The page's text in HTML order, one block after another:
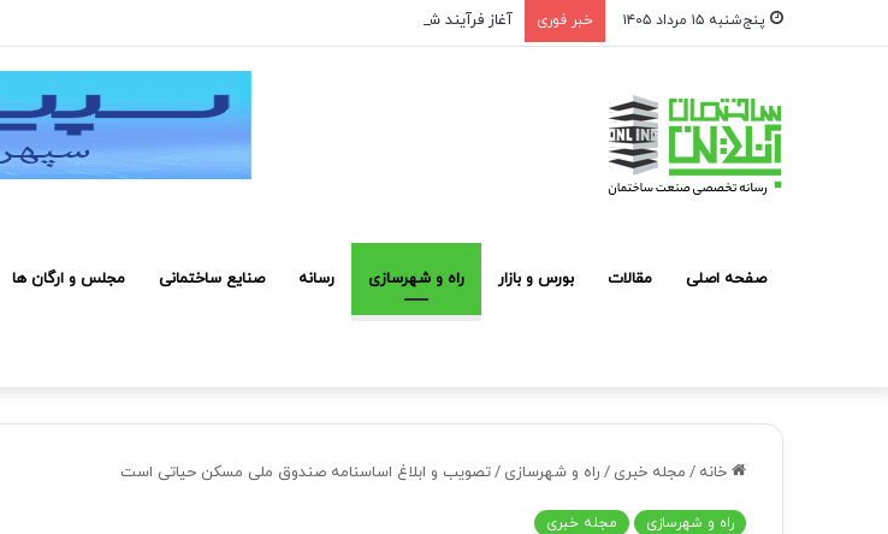
پنج‌شنبه ۱۵ مرداد ۱۴۰۵ خبر فوری آغاز فرآیند شناسایی و معرفی کارکنان حائز شرایط برای دریافت نشان بهشت
صفحه اصلی مقالات بورس و بازار راه و شهرسازی رسانه صنایع ساختمانی مجلس و ارگان ها
خانه / مجله خبری / راه و شهرسازی /تصویب و ابلاغ اساسنامه صندوق ملی مسکن حیاتی است
راه و شهرسازی مجله خبری